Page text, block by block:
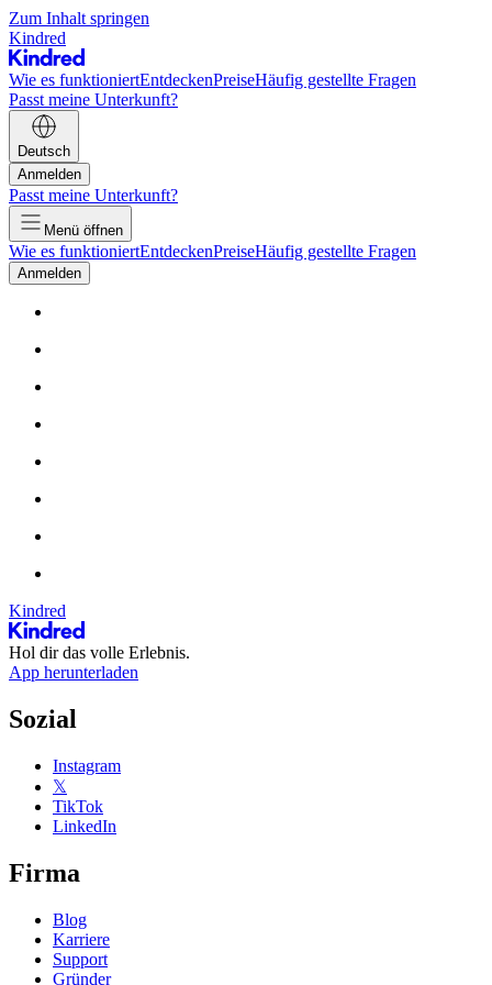
Zum Inhalt springen
Kindred
Wie es funktioniertEntdeckenPreiseHäufig gestellte Fragen
Passt meine Unterkunft?
Deutsch
Anmelden
Passt meine Unterkunft?
Menü öffnen
Wie es funktioniertEntdeckenPreiseHäufig gestellte Fragen
Anmelden
Kindred
Hol dir das volle Erlebnis.
App herunterladen
Sozial
Instagram
𝕏
TikTok
LinkedIn
Firma
Blog
Karriere
Support
Gründer